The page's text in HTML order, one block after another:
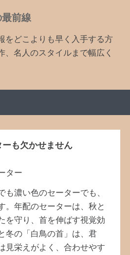
最前線
をどこよりも早く入手する方
、名人のスタイルまで幅広く
も欠かせません
ター
も濃い色のセーターでも、
。年配のセーターは、秋と
を守り、首を伸ばす視覚効
冬の「白鳥の首」は、君
見栄えがよく、合わせやす